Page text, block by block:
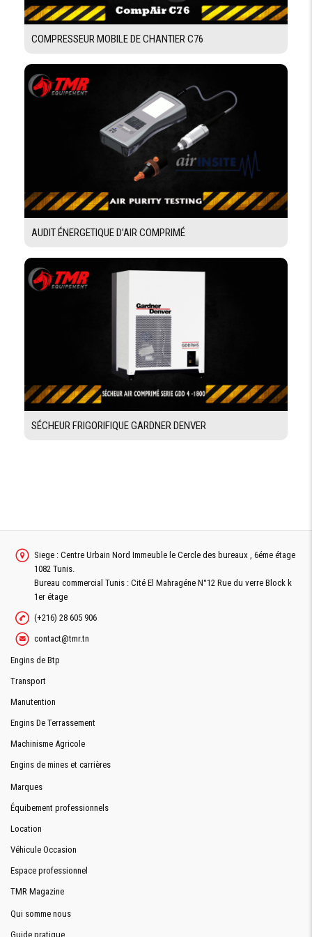
COMPRESSEUR MOBILE DE CHANTIER C76
AUDIT ÉNERGETIQUE D’AIR COMPRIMÉ
SÉCHEUR FRIGORIFIQUE GARDNER DENVER
Siege : Centre Urbain Nord Immeuble le Cercle des bureaux , 6éme étage
1082 Tunis.
Bureau commercial Tunis : Cité El Mahragéne N°12 Rue du verre Block k
1er étage
(+216) 28 605 906
contact@tmr.tn
Engins de Btp
Transport
Manutention
Engins De Terrassement
Machinisme Agricole
Engins de mines et carrières
Marques
Équibement professionnels
Location
Véhicule Occasion
Espace professionnel
TMR Magazine
Qui somme nous
Guide pratique